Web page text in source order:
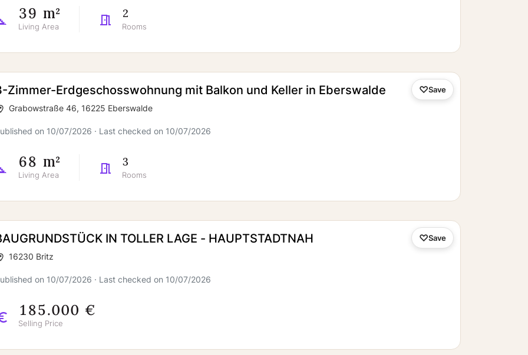
39 m²
Living Area
2
Rooms
Zimmer-Erdgeschosswohnung mit Balkon und Keller in Eberswalde
Grabowstraße 46, 16225 Eberswalde
on 10/07/2026 · Last checked on 10/07/2026
68 m²
Living Area
3
Rooms
Save
IN TOLLER LAGE - HAUPTSTADTNAH
16230 Britz
on 10/07/2026 · Last checked on 10/07/2026
185.000 €
Selling Price
Save